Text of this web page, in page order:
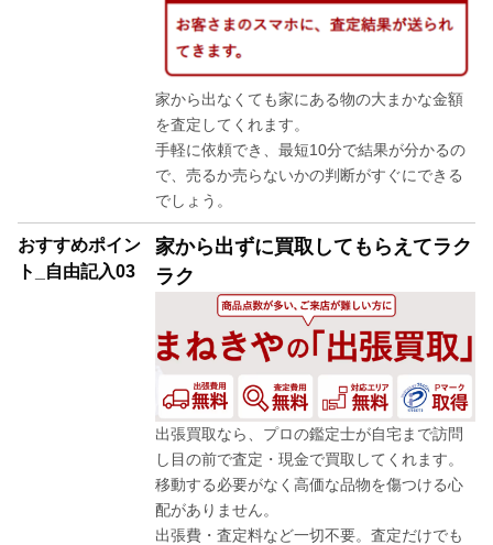
家から出なくても家にある物の大まかな金額
を査定してくれます。
手軽に依頼でき、最短10分で結果が分かるの
で、売るか売らないかの判断がすぐにできる
でしょう。
おすすめポイン
ト_自由記入03
家から出ずに買取してもらえてラク
ラク
出張買取なら、プロの鑑定士が自宅まで訪問
し目の前で査定・現金で買取してくれます。
移動する必要がなく高価な品物を傷つける心
配がありません。
出張費・査定料など一切不要。査定だけでも